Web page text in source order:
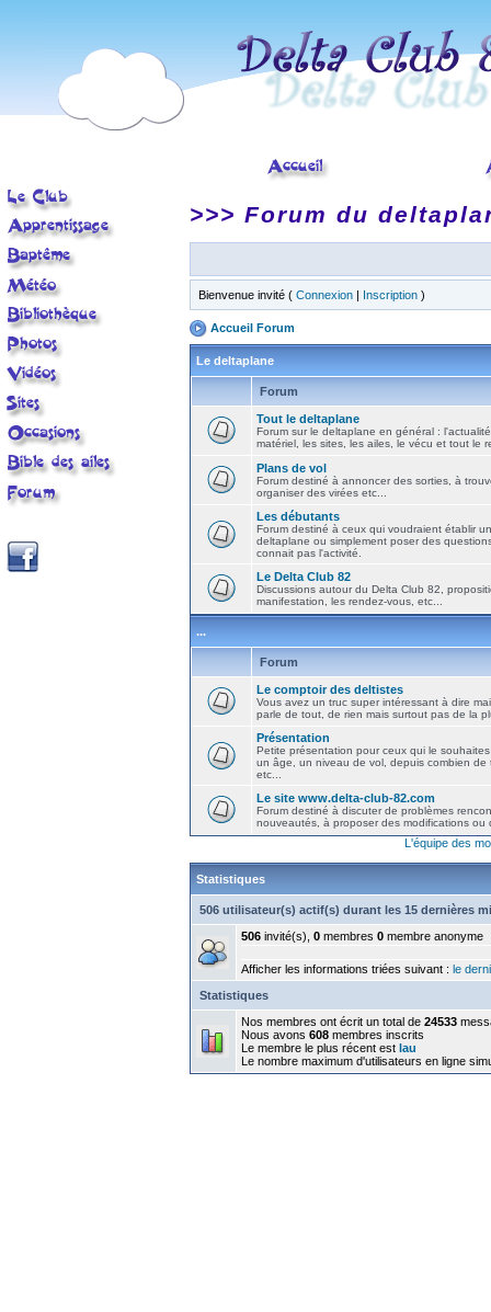
>>> Forum du
Bienvenue invité ( Connexion | Inscription )
Accueil Forum
Le deltaplane
Forum
Tout le deltaplane
Forum sur le deltaplane en général :
matériel, les sites, les ailes, le vécu et tout le
Plans de vol
Forum destiné à annoncer des sorties, à
organiser des virées etc...
Les débutants
Forum destiné à ceux qui voudraient établir
deltaplane ou simplement poser des
connait pas l'activité.
Le Delta Club 82
Discussions autour du Delta Club 82,
manifestation, les rendez-vous, etc...
...
Forum
Le comptoir des deltistes
Vous avez un truc super intéressant à dire
parle de tout, de rien mais surtout pas de la
Présentation
Petite présentation pour ceux qui le
un âge, un niveau de vol, depuis combien de
etc...
Le site www.delta-club-82.com
Forum destiné à discuter de problèmes
nouveautés, à proposer des modifications ou
L'équipe des
Statistiques
506 utilisateur(s) actif(s) durant les 15 dernières
506 invité(s), 0 membres 0 membre anonyme
Afficher les informations triées suivant : le
Statistiques
Nos membres ont écrit un total de 24533
Nous avons 608 membres inscrits
Le membre le plus récent est lau
Le nombre maximum d'utilisateurs en ligne